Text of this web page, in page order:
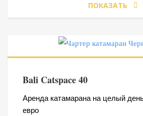
ПОКАЗАТЬ
Bali Catspace 40
Аренда катамарана на целый
евро